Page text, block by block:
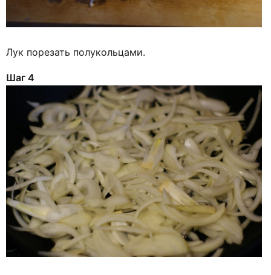
Лук порезать полукольцами.
Шаг 4